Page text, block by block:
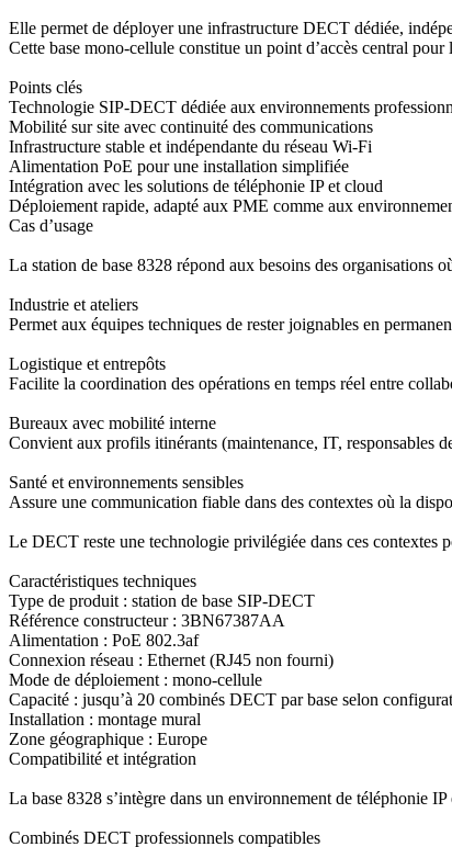
Elle permet de déployer une infrastructure DECT dédiée,
Cette base mono-cellule constitue un point d’accès central
Points clés
Technologie SIP-DECT dédiée aux environnements
Mobilité sur site avec continuité des communications
Infrastructure stable et indépendante du réseau Wi-Fi
Alimentation PoE pour une installation simplifiée
Intégration avec les solutions de téléphonie IP et cloud
Déploiement rapide, adapté aux PME comme aux
Cas d’usage
La station de base 8328 répond aux besoins des organisations
Industrie et ateliers
Permet aux équipes techniques de rester joignables en
Logistique et entrepôts
Facilite la coordination des opérations en temps réel entre
Bureaux avec mobilité interne
Convient aux profils itinérants (maintenance, IT, responsables
Santé et environnements sensibles
Assure une communication fiable dans des contextes où la
Le DECT reste une technologie privilégiée dans ces contextes
Caractéristiques techniques
Type de produit : station de base SIP-DECT
Référence constructeur : 3BN67387AA
Alimentation : PoE 802.3af
Connexion réseau : Ethernet (RJ45 non fourni)
Mode de déploiement : mono-cellule
Capacité : jusqu’à 20 combinés DECT par base selon
Installation : montage mural
Zone géographique : Europe
Compatibilité et intégration
La base 8328 s’intègre dans un environnement de téléphonie
Combinés DECT professionnels compatibles